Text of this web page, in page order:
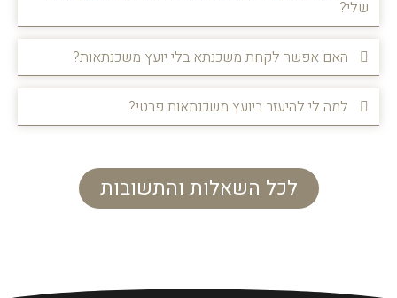
שלי?
האם אפשר לקחת משכנתא בלי יועץ משכנתאות?
למה לי להיעזר ביועץ משכנתאות פרטי?
לכל השאלות והתשובות